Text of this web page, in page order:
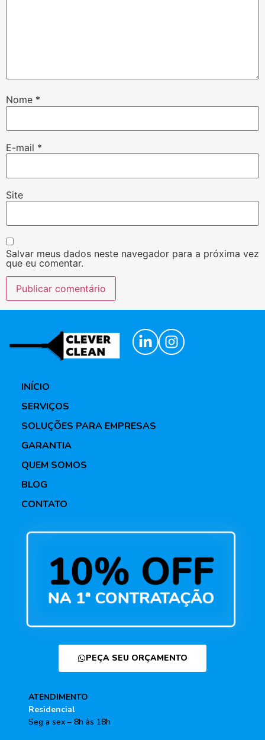
Nome *
E-mail *
Site
Salvar meus dados neste navegador para a próxima vez
que eu comentar.
INÍCIO
SERVIÇOS
SOLUÇÕES PARA EMPRESAS
GARANTIA
QUEM SOMOS
BLOG
CONTATO
PEÇA SEU ORÇAMENTO
ATENDIMENTO
Residencial
Seg a sex – 8h às 18h